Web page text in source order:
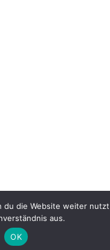
du die Website weiter
aus.
OK